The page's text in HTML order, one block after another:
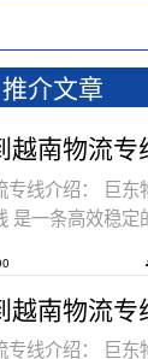
推介文章
越南物流专
专线介绍： 巨东
是一条高效稳定
专线介绍： 巨东